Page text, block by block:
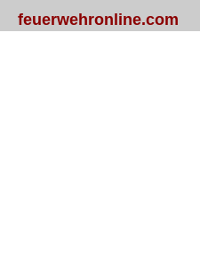
feuerwehronline.com